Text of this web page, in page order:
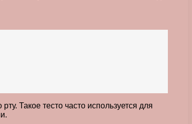
Такое тесто часто используется для